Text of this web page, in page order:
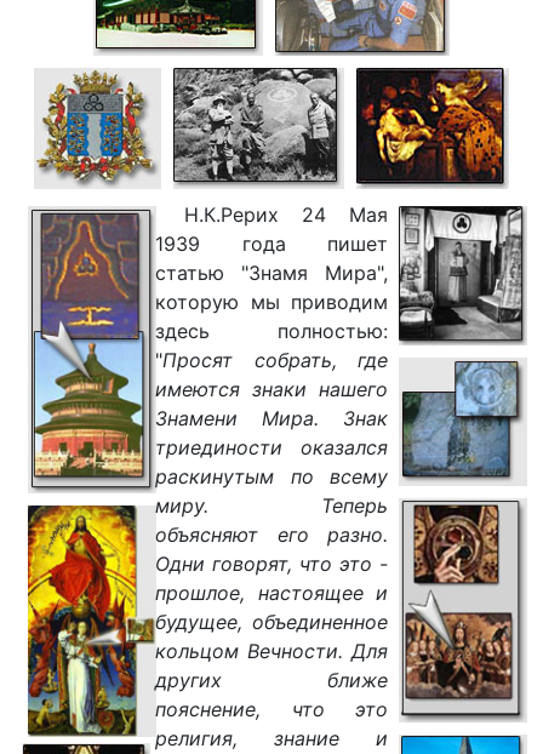
Н.К.Рерих 24 Мая
1939 года пишет
статью "Знамя Мира",
которую мы приводим
здесь полностью:
"Просят собрать, где
имеются знаки нашего
Знамени Мира. Знак
триединости оказался
раскинутым по всему
миру. Теперь
объясняют его разно.
Одни говорят, что это -
прошлое, настоящее и
будущее, объединенное
кольцом Вечности. Для
других ближе
пояснение, что это
религия, знание и